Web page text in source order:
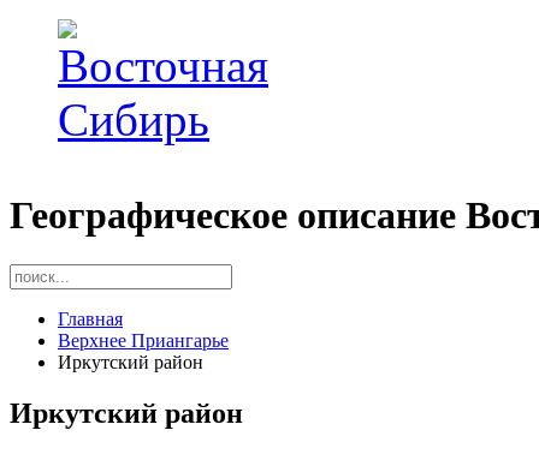
Географическое описание
Главная
Верхнее Приангарье
Иркутский район
Иркутский район